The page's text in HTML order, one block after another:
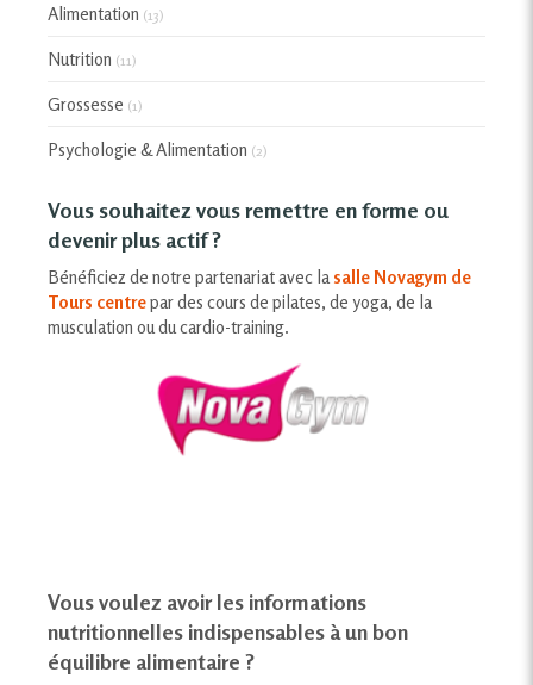
Alimentation (13)
Nutrition (11)
Grossesse (1)
Psychologie & Alimentation (2)
Vous souhaitez vous remettre en forme ou
devenir plus actif ?
Bénéficiez de notre partenariat avec la salle Novagym de
Tours centrepar des cours de pilates, de yoga, de la
musculation ou du cardio-training.
Vous voulez avoir les informations
nutritionnelles indispensables à un bon
équilibre alimentaire ?